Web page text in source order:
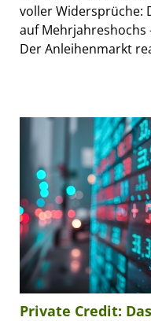
voller Widersprüche:
auf Mehrjahreshochs
Der Anleihenmarkt
Private Credit: